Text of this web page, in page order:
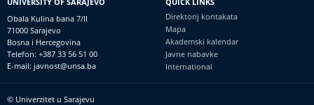
Obala Kulina bana 7/II
71000 Sarajevo
Bosna i Hercegovina
Telefon: +387 33 56 51 00
E-mail: javnost@unsa.ba
Direktorij kontakata
Mapa
Akademski kalendar
Javne nabavke
International
© Univerzitet u Sarajevu